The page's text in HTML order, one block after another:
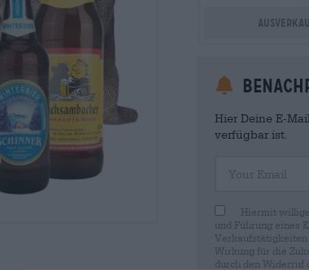
Hier Deine E-
verfügbar ist.
Hiermit
und Führung eines
Wirkung für die
durch den